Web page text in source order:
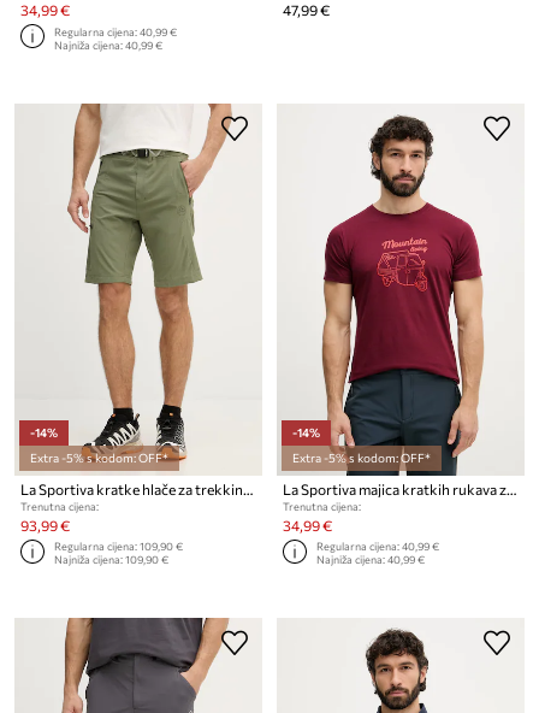
34,99 €
Regularna cijena:40,99 €
Najniža cijena:40,99 €
47,99 €
-14%
Extra -5% s kodom: OFF*
Trenutna cijena:
93,99 €
Regularna cijena:109,90 €
Najniža cijena:109,90 €
-14%
Extra -5% s kodom: OFF*
Trenutna cijena:
34,99 €
Regularna cijena:40,99 €
Najniža cijena:40,99 €